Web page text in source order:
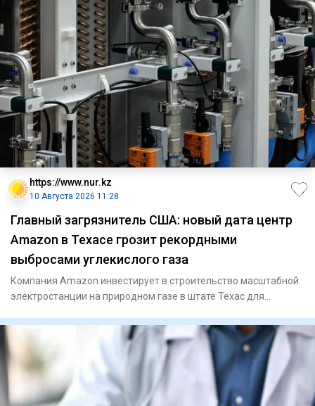
https://www.nur.kz
10 Августа 2026 11:28
Главный загрязнитель США: новый дата центр
Amazon в Техасе грозит рекордными
выбросами углекислого газа
Компания Amazon инвестирует в строительство масштабной
электростанции на природном газе в штате Техас для